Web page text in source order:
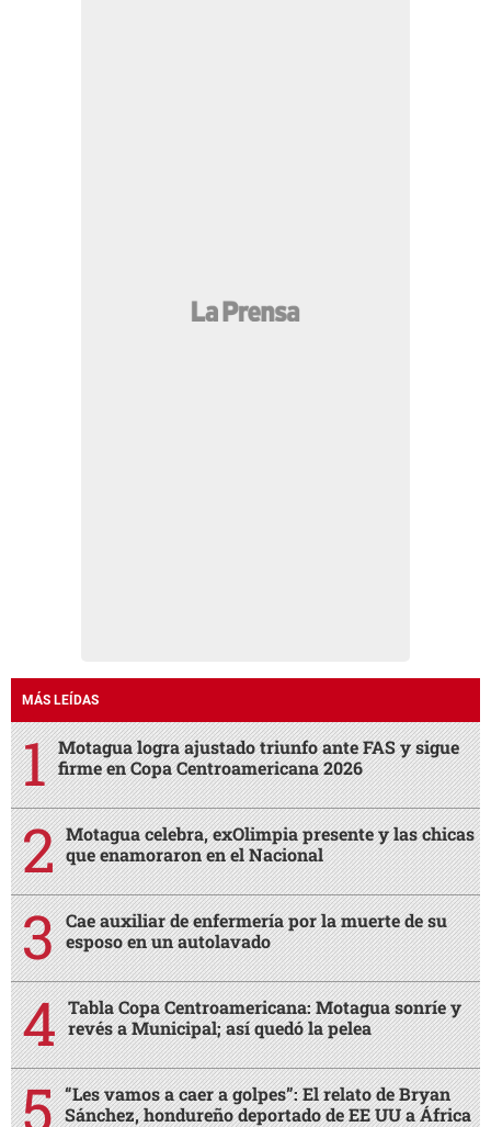
MÁS LEÍDAS
Motagua logra ajustado triunfo ante FAS y sigue
firme en Copa Centroamericana 2026
Motagua celebra, exOlimpia presente y las chicas
que enamoraron en el Nacional
Cae auxiliar de enfermería por la muerte de su
esposo en un autolavado
Tabla Copa Centroamericana: Motagua sonríe y
revés a Municipal; así quedó la pelea
“Les vamos a caer a golpes”: El relato de Bryan
Sánchez, hondureño deportado de EE UU a África